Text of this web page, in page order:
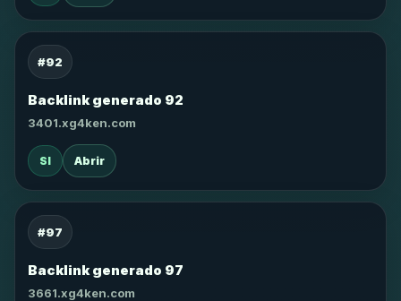
#92
Backlink generado 92
3401.xg4ken.com
SI Abrir
#97
Backlink generado 97
3661.xg4ken.com